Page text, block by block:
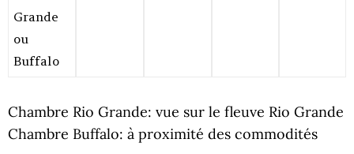
Grande
ou
Buffalo
Chambre Rio Grande: vue sur le fleuve Rio Grande
Chambre Buffalo: à proximité des commodités